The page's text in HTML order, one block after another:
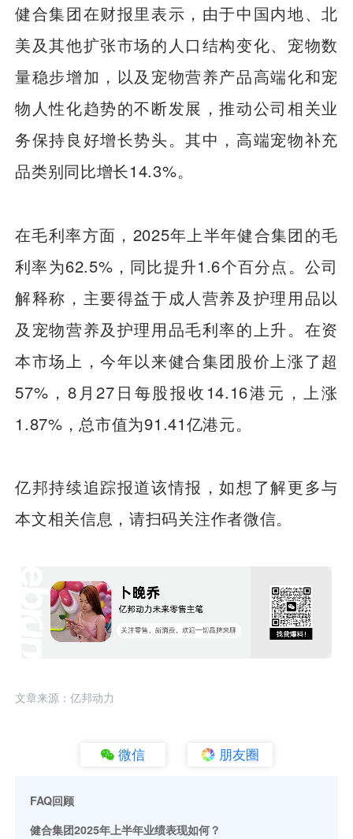
健合集团在财报里表示，由于中国内地、北
美及其他扩张市场的人口结构变化、宠物数
量稳步增加，以及宠物营养产品高端化和宠
物人性化趋势的不断发展，推动公司相关业
务保持良好增长势头。其中，高端宠物补充
品类别同比增长14.3%。
在毛利率方面，2025年上半年健合集团的毛
利率为62.5%，同比提升1.6个百分点。公司
解释称，主要得益于成人营养及护理用品以
及宠物营养及护理用品毛利率的上升。在资
本市场上，今年以来健合集团股价上涨了超
57%，8月27日每股报收14.16港元，上涨
1.87%，总市值为91.41亿港元。
亿邦持续追踪报道该情报，如想了解更多与
本文相关信息，请扫码关注作者微信。
文章来源：亿邦动力
微信 朋友圈
FAQ回顾
健合集团2025年上半年业绩表现如何？